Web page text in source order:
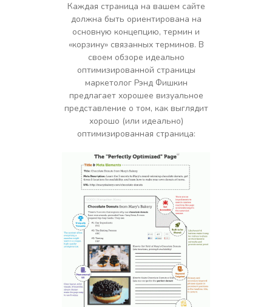
Каждая страница на вашем сайте
должна быть ориентирована на
основную концепцию, термин и
«корзину» связанных терминов. В
своем обзоре идеально
оптимизированной страницы
маркетолог Рэнд Фишкин
предлагает хорошее визуальное
представление о том, как выглядит
хорошо (или идеально)
оптимизированная страница: